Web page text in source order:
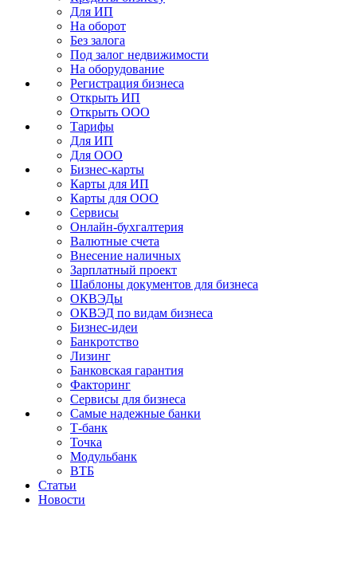
Для ИП
На оборот
Без залога
Под залог недвижимости
На оборудование
Регистрация бизнеса
Открыть ИП
Открыть ООО
Тарифы
Для ИП
Для ООО
Бизнес-карты
Карты для ИП
Карты для ООО
Сервисы
Онлайн-бухгалтерия
Валютные счета
Внесение наличных
Зарплатный проект
Шаблоны документов для бизнеса
ОКВЭДы
ОКВЭД по видам бизнеса
Бизнес-идеи
Банкротство
Лизинг
Банковская гарантия
Факторинг
Сервисы для бизнеса
Самые надежные банки
Т-банк
Точка
Модульбанк
ВТБ
Статьи
Новости